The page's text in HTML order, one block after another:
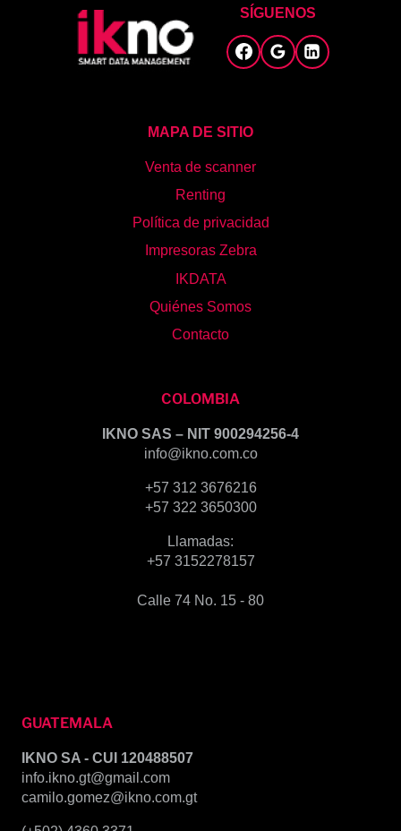
SÍGUENOS
MAPA DE SITIO
Venta de scanner
Renting
Política de privacidad
Impresoras Zebra
IKDATA
Quiénes Somos
Contacto
COLOMBIA
IKNO SAS – NIT 900294256-4
info@ikno.com.co
+57 312 3676216
+57 322 3650300
Llamadas:
+57 3152278157
Calle 74 No. 15 - 80
GUATEMALA
IKNO SA - CUI 120488507
info.ikno.gt@gmail.com
camilo.gomez@ikno.com.gt